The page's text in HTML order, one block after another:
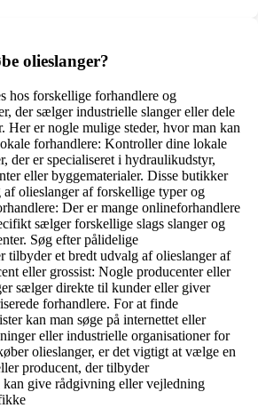
olieslanger?
hos forskellige forhandlere og
der sælger industrielle slanger eller dele
Her er nogle mulige steder, hvor man kan
forhandlere: Kontroller dine lokale
der er specialiseret i hydraulikudstyr,
eller byggematerialer. Disse butikker
olieslanger af forskellige typer og
Der er mange onlineforhandlere
sælger forskellige slags slanger og
Søg efter pålidelige
tilbyder et bredt udvalg af olieslanger af
eller grossist: Nogle producenter eller
sælger direkte til kunder eller giver
forhandlere. For at finde
kan man søge på internettet eller
eller industrielle organisationer for
olieslanger, er det vigtigt at vælge en
producent, der tilbyder
give rådgivning eller vejledning